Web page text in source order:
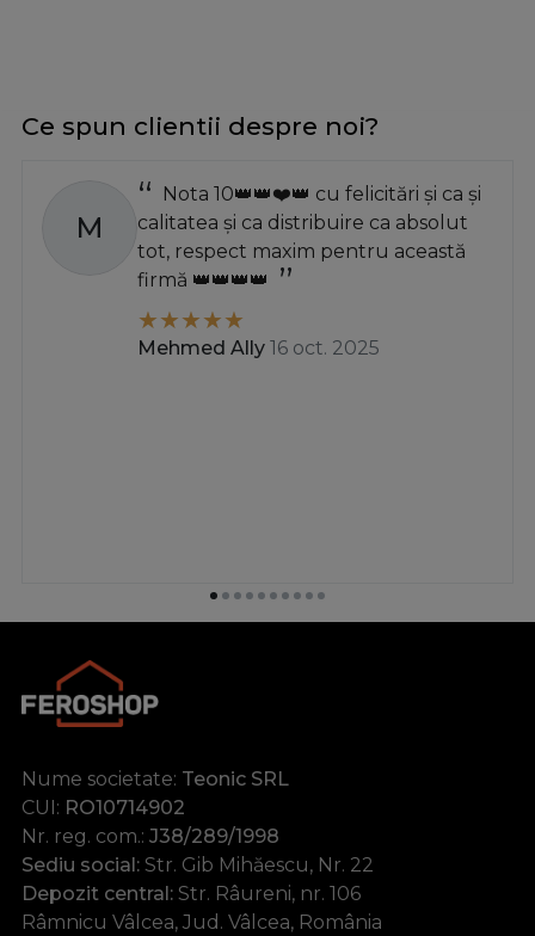
Ce spun clientii despre noi?
M
Nota 10👑👑❤️👑 cu felicitări și ca și
calitatea și ca distribuire ca absolut
tot, respect maxim pentru această
firmă 👑👑👑👑
Mehmed Ally 16 oct. 2025
Nume societate: Teonic SRL
CUI: RO10714902
Nr. reg. com.: J38/289/1998
Sediu social: Str. Gib Mihăescu, Nr. 22
Depozit central: Str. Râureni, nr. 106
Râmnicu Vâlcea, Jud. Vâlcea, România